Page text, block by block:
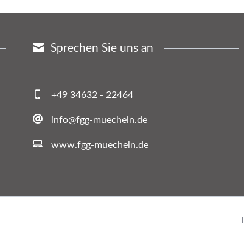
Sprechen Sie uns an
+49 34632 - 22464
info@fgg-muecheln.de
www.fgg-muecheln.de